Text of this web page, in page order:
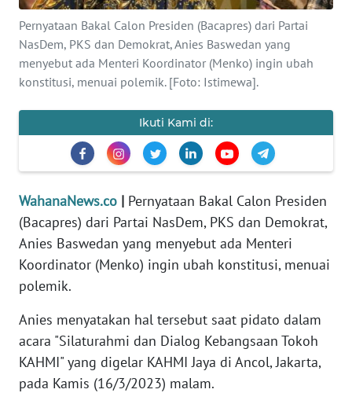
Pernyataan Bakal Calon Presiden (Bacapres) dari Partai
NasDem, PKS dan Demokrat, Anies Baswedan yang
menyebut ada Menteri Koordinator (Menko) ingin ubah
konstitusi, menuai polemik. [Foto: Istimewa].
Ikuti Kami di:
WahanaNews.co | Pernyataan Bakal Calon Presiden
(Bacapres) dari Partai NasDem, PKS dan Demokrat,
Anies Baswedan yang menyebut ada Menteri
Koordinator (Menko) ingin ubah konstitusi, menuai
polemik.
Anies menyatakan hal tersebut saat pidato dalam
acara "Silaturahmi dan Dialog Kebangsaan Tokoh
KAHMI" yang digelar KAHMI Jaya di Ancol, Jakarta,
pada Kamis (16/3/2023) malam.
SERBA-SERBI
PENDIDIKAN
Informasi
INDEKS
BERITA
KONTAK
KAMI
INFO